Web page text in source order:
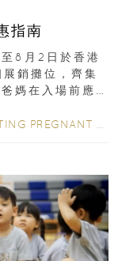
指南
8月2日於香港
銷攤位，齊集
媽在入場前應
PREGNANT